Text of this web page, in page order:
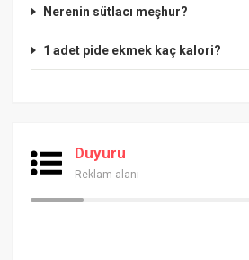
Nerenin sütlacı meşhur?
1 adet pide ekmek kaç kalori?
Duyuru
Reklam alanı